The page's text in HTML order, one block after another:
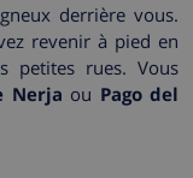
derrière vous.
revenir à pied en
petites rues. Vous
Nerja ou Pago del